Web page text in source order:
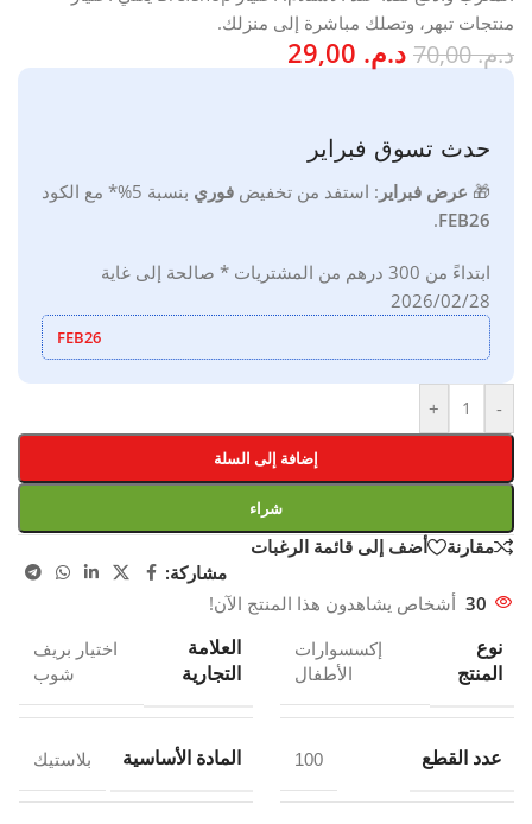
منتجات تبهر، وتصلك مباشرة إلى منزلك.
د.م.70,00 د.م.
حدث تسوق فبراير
🎁 عرض فبراير : استفد من تخفيض فوري بنسبة 5%* مع الكود
FEB26
.
ابتداءً من 300 درهم من المشتريات * صالحة إلى غاية
2026/02/28
FEB26
-
+
إضافة إلى السلة
شراء
مقارنة
أضف إلى قائمة الرغبات
مشاركة:
30 أشخاص يشاهدون هذا المنتج الآن!
نوع
المنتج
إكسسوارات
الأطفال
العلامة
التجارية
اختيار بريف
شوب
عدد القطع 100 المادة الأساسية بلاستيك